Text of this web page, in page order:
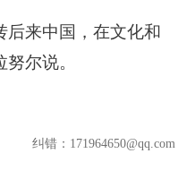
来中国，在文化和
尔说。
纠错：171964650@qq.com